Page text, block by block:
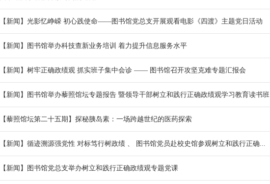
“小蓝鲸”慕课
AI工作坊
【新闻】光影忆峥嵘 初心践使命——图书馆党总支开展观看电影《四渡》主题党日活动
​【新闻】图书馆举办科技查新业务培训 着力提升信息服务水平
【新闻】树牢正确政绩观 抓实班子集中会诊 —— 图书馆召开攻坚克难专题汇报会
【新闻】图书馆举办藜照馆坛专题报告 暨领导干部树立和践行正确政绩观学习教育读书班
【藜照馆坛第二十五期】探秘胰岛素：一场跨越世纪的医药探索
【新闻】循迹溯源强党性 对标笃行树政绩 、 图书馆党员赴校史馆参观树立和践行正确...
【新闻】图书馆党总支举办树立和践行正确政绩观专题党课